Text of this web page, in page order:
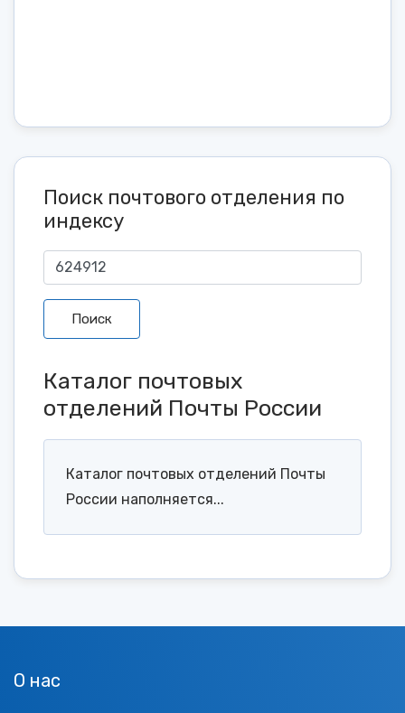
Поиск почтового отделения по
индексу
Поиск
Каталог почтовых
отделений Почты России
Каталог почтовых отделений Почты
России наполняется...
О нас